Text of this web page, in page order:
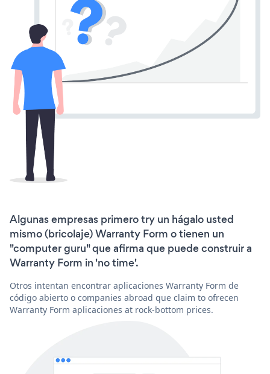
Algunas empresas primero try un hágalo usted
mismo (bricolaje) Warranty Form o tienen un
"computer guru" que afirma que puede construir a
Warranty Form in 'no time'.
Otros intentan encontrar aplicaciones Warranty Form de
código abierto o companies abroad que claim to ofrecen
Warranty Form aplicaciones at rock-bottom prices.